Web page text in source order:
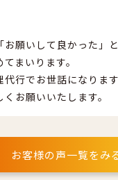
お願いして良かった」
まいります。
代行でお世話になりま
お願いいたします。
お客様の声一覧をみ